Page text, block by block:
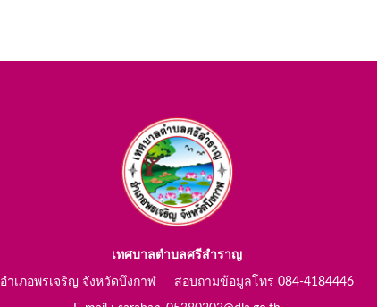
เทศบาลตำบลศรีสำราญ
อำเภอพรเจริญ จังหวัดบึงกาฬ สอบถามข้อมูลโทร 084-4184446